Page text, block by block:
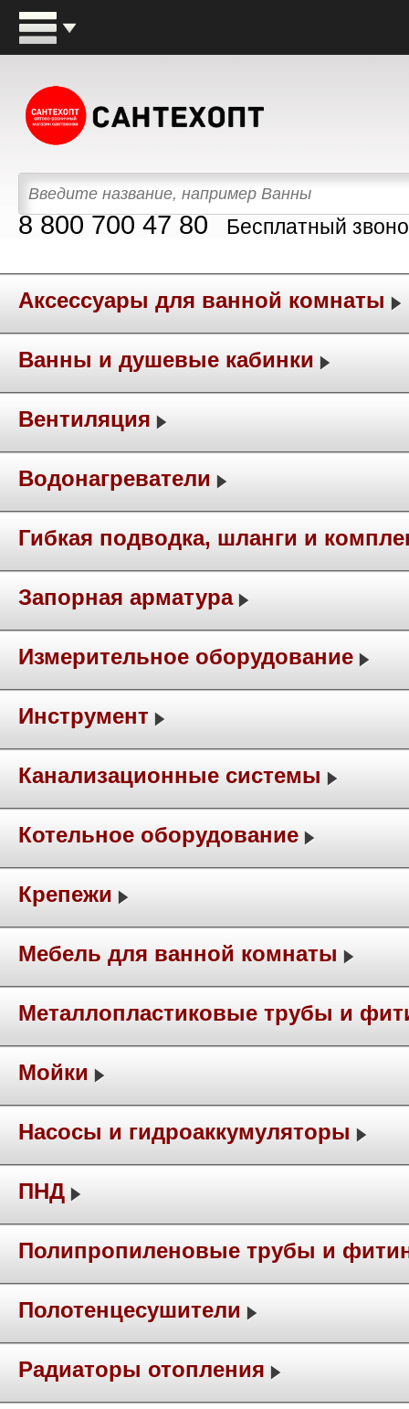
8 800 700 47 80 Бесплатный
Аксессуары для ванной комнаты
Ванны и душевые кабинки
Вентиляция
Водонагреватели
Гибкая подводка, шланги и
Запорная арматура
Измерительное оборудование
Инструмент
Канализационные системы
Котельное оборудование
Крепежи
Мебель для ванной комнаты
Металлопластиковые трубы и
Мойки
Насосы и гидроаккумуляторы
ПНД
Полипропиленовые трубы и
Полотенцесушители
Радиаторы отопления